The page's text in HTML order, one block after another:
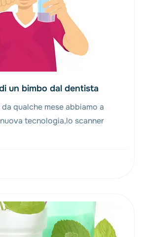
un bimbo dal dentista
qualche mese abbiamo a
tecnologia,lo scanner